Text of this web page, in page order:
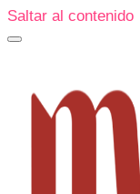
Saltar al contenido